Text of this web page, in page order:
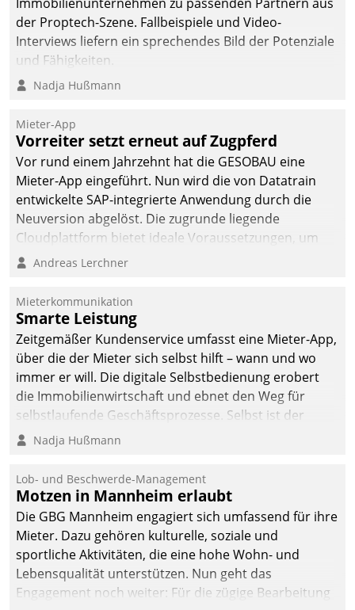
der Proptech-Szene. Fallbeispiele und Video-
Interviews liefern ein sprechendes Bild der Potenziale
und Fähigkeiten.
Nadja Hußmann
Mieter-App
Vorreiter setzt erneut auf Zugpferd
Vor rund einem Jahrzehnt hat die GESOBAU eine
Mieter-App eingeführt. Nun wird die von Datatrain
entwickelte SAP-integrierte Anwendung durch die
Neuversion abgelöst. Die zugrunde liegende
Cloudplattform bietet ideale Voraussetzungen, um
die Funktionalität der App zu erweitern und weitere
integrieren.
Andreas Lerchner
Mieterkommunikation
Smarte Leistung
Zeitgemäßer Kundenservice umfasst eine Mieter-App,
über die der Mieter sich selbst hilft – wann und wo
immer er will. Die digitale Selbstbedienung erobert
die Immobilienwirtschaft und ebnet den Weg für
selbstlaufende Geschäftsprozesse. Selbst ist der
Kunde und smart der Serviceanbieter.
Nadja Hußmann
Lob- und Beschwerde-Management
Motzen in Mannheim erlaubt
Die GBG Mannheim engagiert sich umfassend für ihre
Mieter. Dazu gehören kulturelle, soziale und
sportliche Aktivitäten, die eine hohe Wohn- und
Lebensqualität unterstützen. Nun geht das
Engagement noch weiter: Für die zügige Bearbeitung